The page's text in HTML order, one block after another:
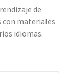
de
con materiales
idiomas.